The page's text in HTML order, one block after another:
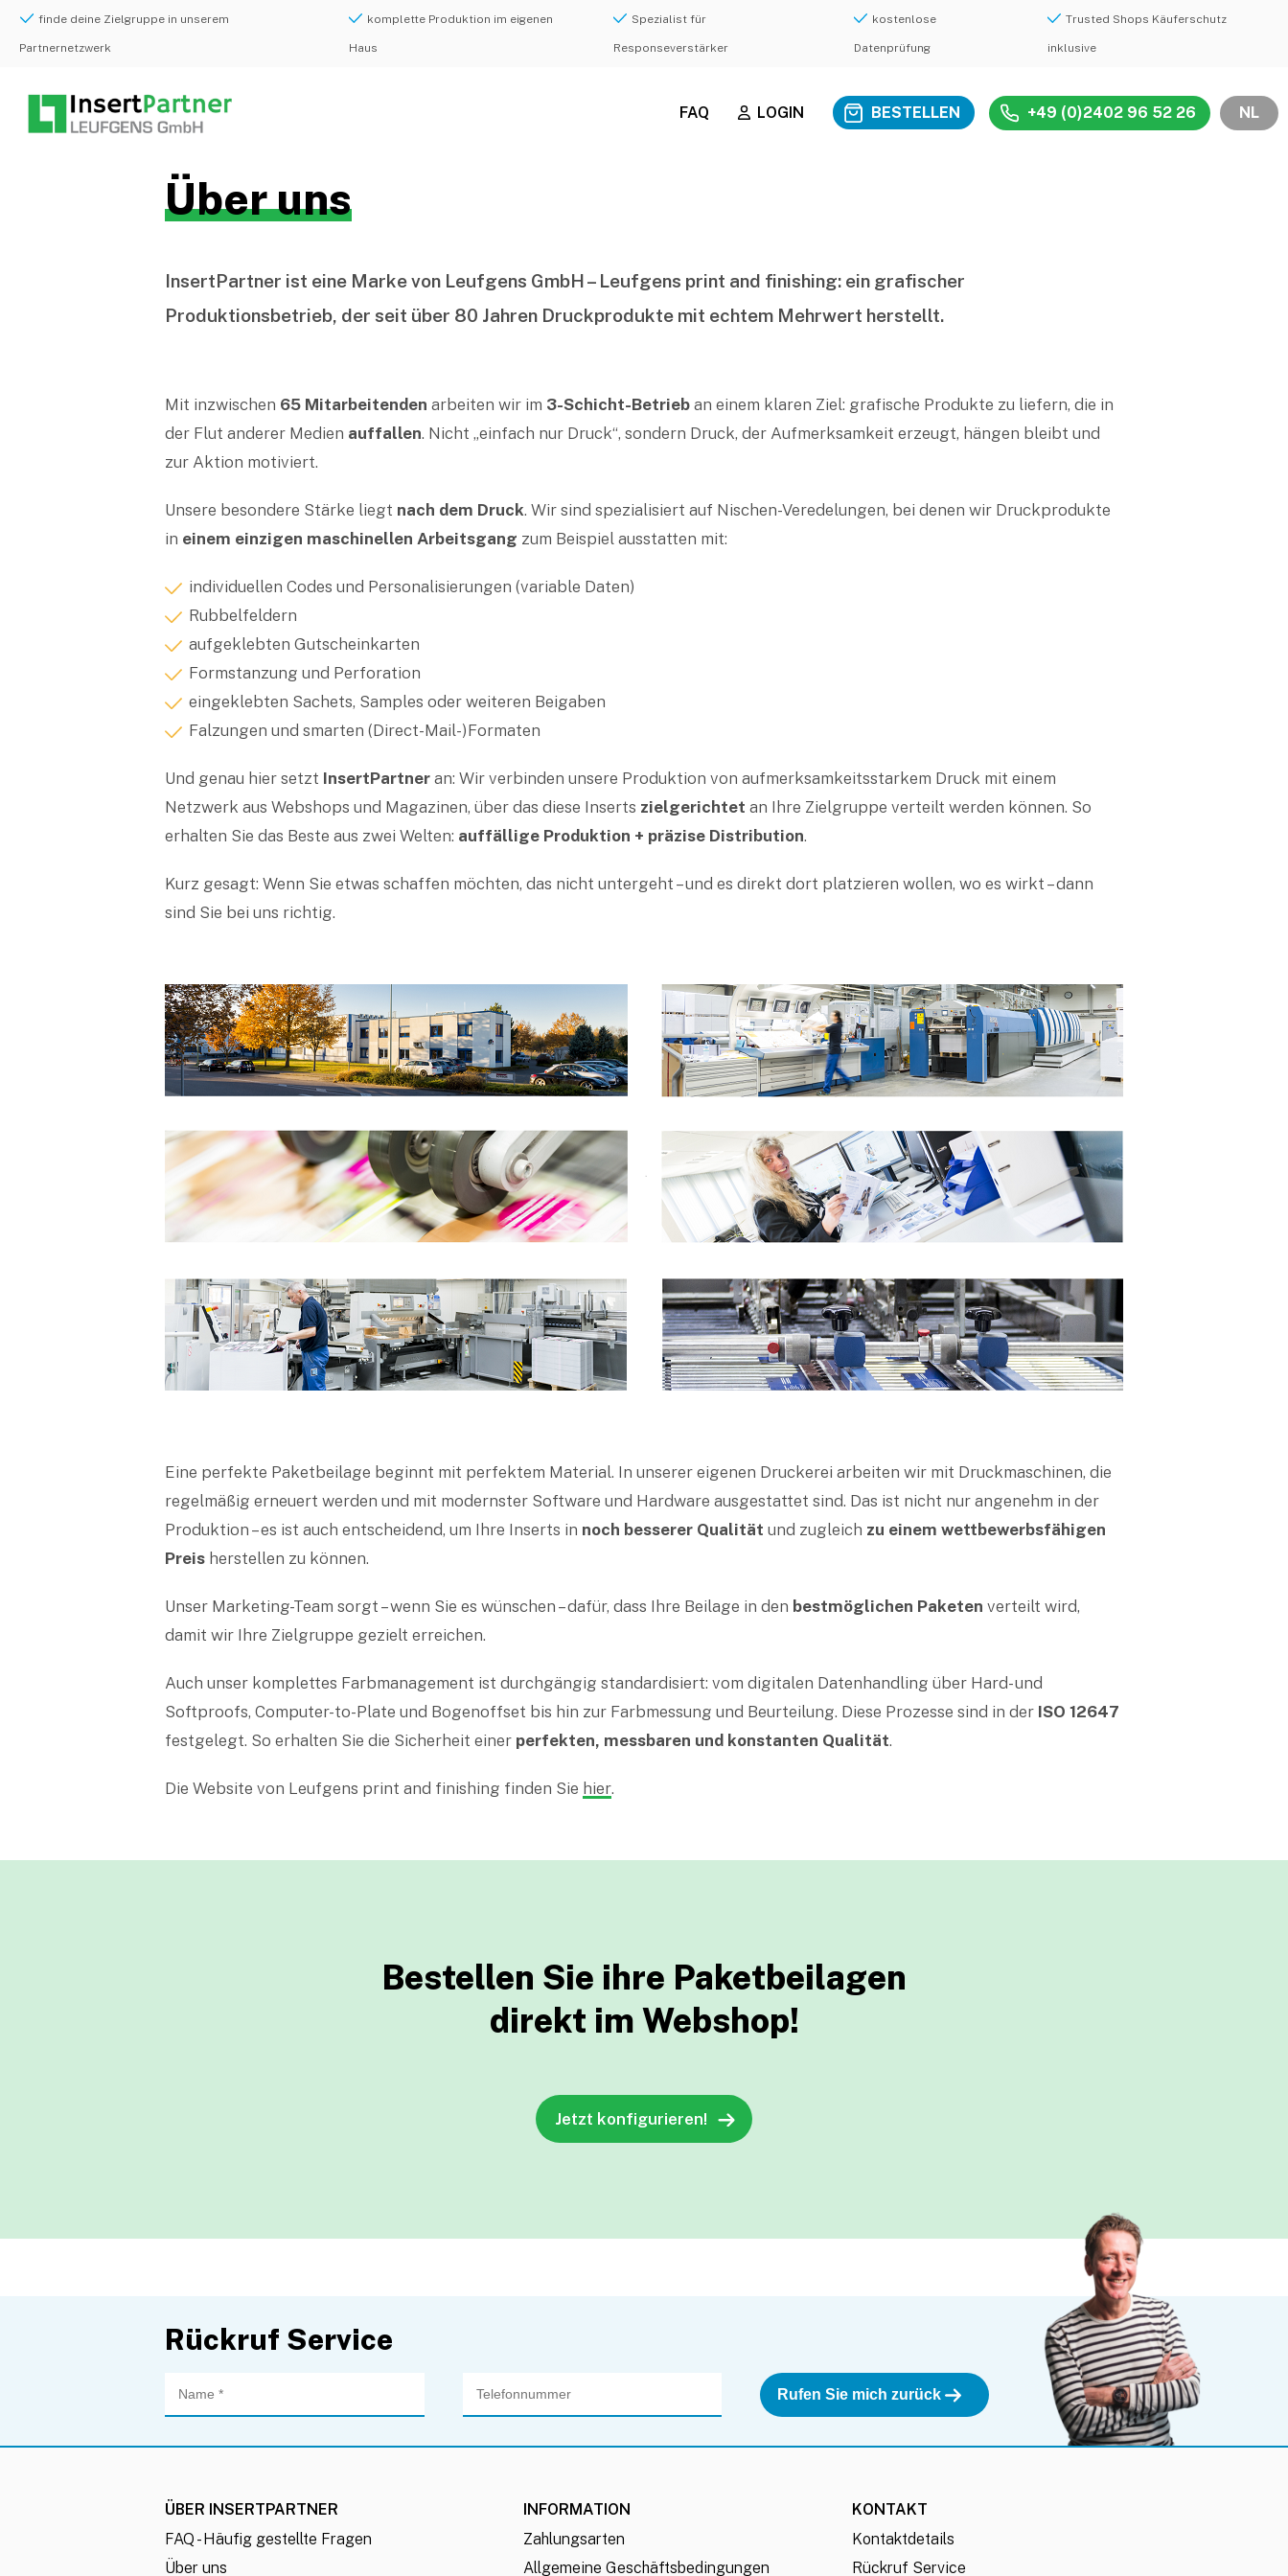
finde deine Zielgruppe in unserem
Partnernetzwerk
komplette Produktion im eigenen
Haus
Spezialist für
Responseverstärker
kostenlose
Datenprüfung
Trusted Shops Käuferschutz
inklusive
FAQ LOGIN BESTELLEN +49 (0)2402 96 52 26 NL
Über uns
InsertPartner ist eine Marke von Leufgens GmbH – Leufgens print and finishing: ein grafischer
Produktionsbetrieb, der seit über 80 Jahren Druckprodukte mit echtem Mehrwert herstellt.
Mit inzwischen 65 Mitarbeitenden arbeiten wir im 3-Schicht-Betrieb an einem klaren Ziel: grafische Produkte zu liefern, die in
der Flut anderer Medien auffallen. Nicht „einfach nur Druck“, sondern Druck, der Aufmerksamkeit erzeugt, hängen bleibt und
zur Aktion motiviert.
Unsere besondere Stärke liegt nach dem Druck. Wir sind spezialisiert auf Nischen-Veredelungen, bei denen wir Druckprodukte
in einem einzigen maschinellen Arbeitsgang zum Beispiel ausstatten mit:
individuellen Codes und Personalisierungen (variable Daten)
Rubbelfeldern
aufgeklebten Gutscheinkarten
Formstanzung und Perforation
eingeklebten Sachets, Samples oder weiteren Beigaben
Falzungen und smarten (Direct-Mail-)Formaten
Und genau hier setzt InsertPartner an: Wir verbinden unsere Produktion von aufmerksamkeitsstarkem Druck mit einem
Netzwerk aus Webshops und Magazinen, über das diese Inserts zielgerichtet an Ihre Zielgruppe verteilt werden können. So
erhalten Sie das Beste aus zwei Welten: auffällige Produktion + präzise Distribution.
Kurz gesagt: Wenn Sie etwas schaffen möchten, das nicht untergeht – und es direkt dort platzieren wollen, wo es wirkt – dann
sind Sie bei uns richtig.
Eine perfekte Paketbeilage beginnt mit perfektem Material. In unserer eigenen Druckerei arbeiten wir mit Druckmaschinen, die
regelmäßig erneuert werden und mit modernster Software und Hardware ausgestattet sind. Das ist nicht nur angenehm in der
Produktion – es ist auch entscheidend, um Ihre Inserts in noch besserer Qualität und zugleich zu einem wettbewerbsfähigen
Preis herstellen zu können.
Unser Marketing-Team sorgt – wenn Sie es wünschen – dafür, dass Ihre Beilage in den bestmöglichen Paketen verteilt wird,
damit wir Ihre Zielgruppe gezielt erreichen.
Auch unser komplettes Farbmanagement ist durchgängig standardisiert: vom digitalen Datenhandling über Hard- und
Softproofs, Computer-to-Plate und Bogenoffset bis hin zur Farbmessung und Beurteilung. Diese Prozesse sind in der ISO 12647
festgelegt. So erhalten Sie die Sicherheit einer perfekten, messbaren und konstanten Qualität.
Die Website von Leufgens print and finishing finden Sie hier.
Bestellen Sie ihre Paketbeilagen
direkt im Webshop!
Jetzt konfigurieren!
Rückruf Service
ÜBER INSERTPARTNER
FAQ - Häufig gestellte Fragen
Über uns
INFORMATION
Zahlungsarten
Allgemeine Geschäftsbedingungen
KONTAKT
Kontaktdetails
Rückruf Service